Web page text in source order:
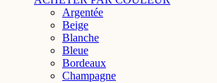
Argentée
Beige
Blanche
Bleue
Bordeaux
Champagne